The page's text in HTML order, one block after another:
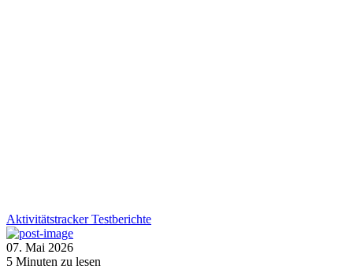
AktivitätstrackerTestberichte
07. Mai 2026
5 Minuten zu lesen